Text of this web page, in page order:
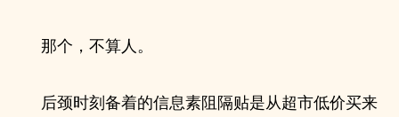
那个，不算人。
后颈时刻备着的信息素阻隔贴是从超市低价买来